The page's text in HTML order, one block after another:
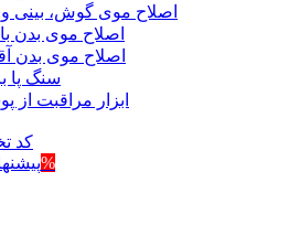
اصلاح موی گوش، بینی و
اصلاح موی بدن
اصلاح موی بدن
سنگ پا
ابزار مراقبت از
کد
تا 90%